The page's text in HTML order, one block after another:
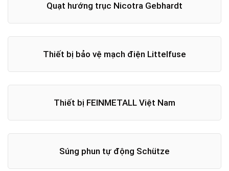
Quạt hướng trục Nicotra Gebhardt
Thiết bị bảo vệ mạch điện Littelfuse
Thiết bị FEINMETALL Việt Nam
Súng phun tự động Schütze